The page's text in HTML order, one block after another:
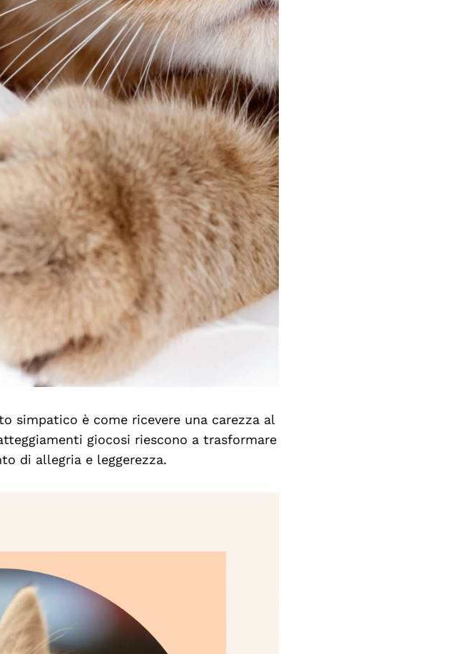
simpatico è come ricevere una carezza al
giocosi riescono a trasformare
di allegria e leggerezza.